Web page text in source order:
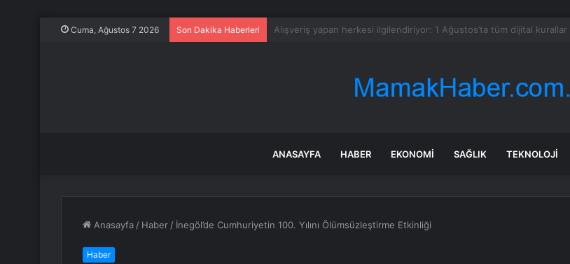
Cuma, Ağustos 7 2026 Son Dakika Haberleri CHP Genel Merkezi’nde seçim! Özgür Özel, CHP Grup Başkanı oldu
ANASAYFA HABER EKONOMI SAĞLIK TEKNOLOJI
Anasayfa / Haber / İnegöl’de Cumhuriyetin 100. Yılını Ölümsüzleştirme Etkinliği
Haber